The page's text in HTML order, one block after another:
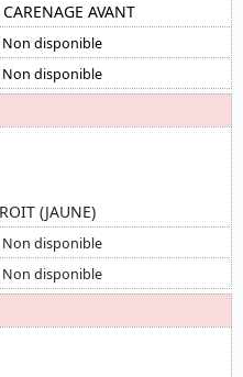
AVANT
Non disponible
Non disponible
(JAUNE)
Non disponible
Non disponible